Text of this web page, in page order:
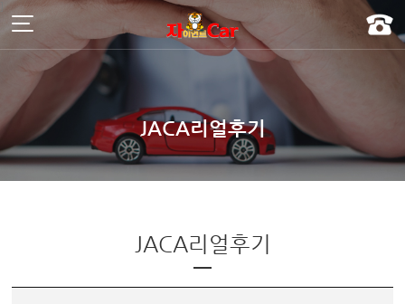
주메뉴 바로가기
컨텐츠 바로가기
JACA리얼후기
JACA리얼후기